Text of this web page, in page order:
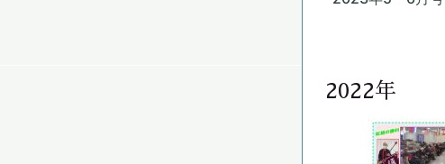
2022年